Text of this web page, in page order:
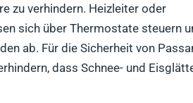
zu verhindern. Heizleiter oder
sich über Thermostate steuern
ab. Für die Sicherheit von
dass Schnee- und